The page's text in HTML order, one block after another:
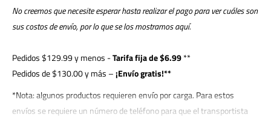
No creemos que necesite esperar hasta realizar el pago para ver cuáles son
sus costos de envío, por lo que se los mostramos aquí.
Pedidos $129.99y menos -Tarifa fija de $6.99**
Pedidos de $130.00 y más –¡Envío gratis!**
*Nota: algunos productos requieren envío por carga. Para estos
envíos se requiere un número de teléfono para que el transportista